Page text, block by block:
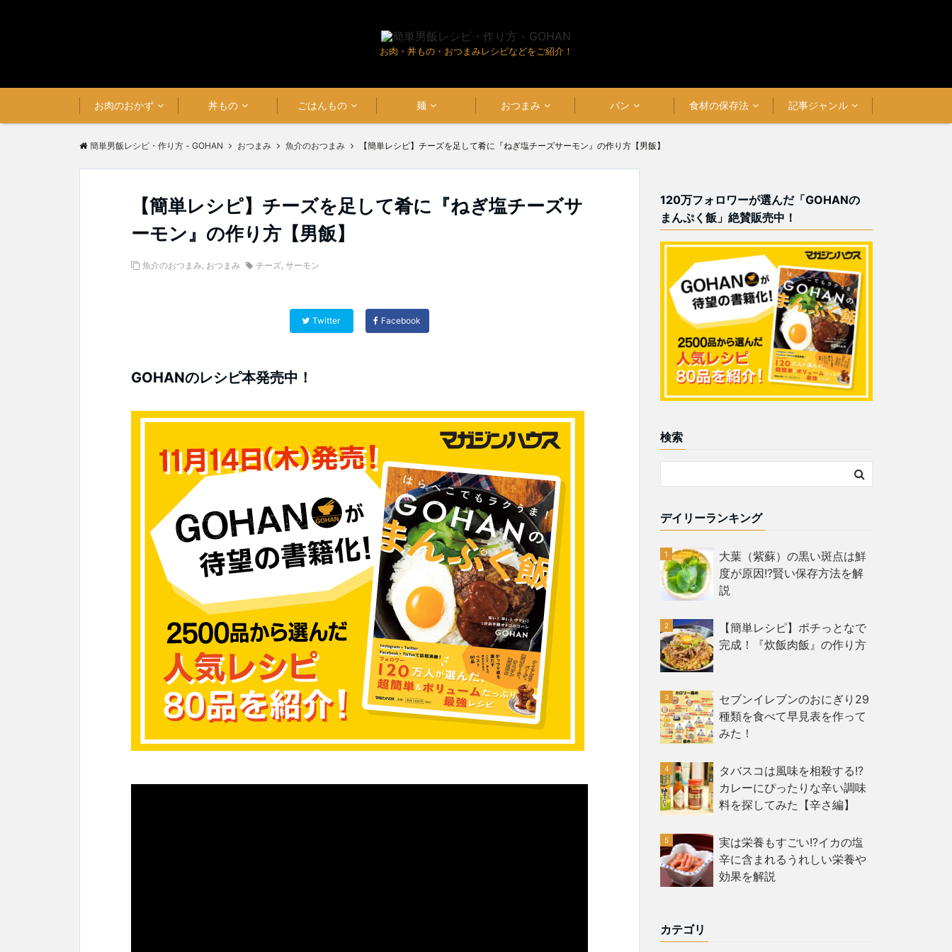
お肉・丼もの・おつまみレシピなどをご紹介！
お肉のおかず 丼もの ごはんもの 麺 おつまみ パン 食材の保存法 記事ジャンル
簡単男飯レシピ・作り方 - GOHAN おつまみ 魚介のおつまみ 【簡単レシピ】チーズを足して肴に『ねぎ塩チーズサーモン』の作り方【男飯】
【簡単レシピ】チーズを足して肴に『ねぎ塩チーズサ
ーモン』の作り方【男飯】
魚介のおつまみ, おつまみ チーズ, サーモン
Twitter Facebook
GOHANのレシピ本発売中！
120万フォロワーが選んだ「GOHANの
まんぷく飯」絶賛販売中！
検索
デイリーランキング
大葉（紫蘇）の黒い斑点は鮮
度が原因!?賢い保存方法を解
説
【簡単レシピ】ポチっとなで
完成！『炊飯肉飯』の作り方
セブンイレブンのおにぎり29
種類を食べて早見表を作って
みた！
タバスコは風味を相殺する!?
カレーにぴったりな辛い調味
料を探してみた【辛さ編】
実は栄養もすごい!?イカの塩
辛に含まれるうれしい栄養や
効果を解説
カテゴリ